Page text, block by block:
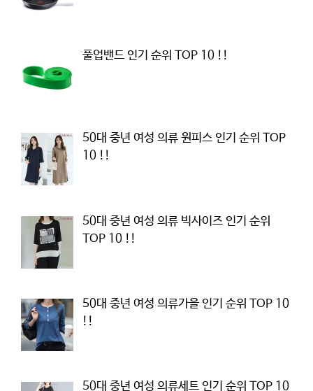
풀업밴드 인기 순위 TOP 10 !!
50대 중년 여성 의류 원피스 인기 순위 TOP
10 !!
50대 중년 여성 의류 빅사이즈 인기 순위
TOP 10 !!
50대 중년 여성 의류가을 인기 순위 TOP 10
!!
50대 중년 여성 의류세트 인기 순위 TOP 10